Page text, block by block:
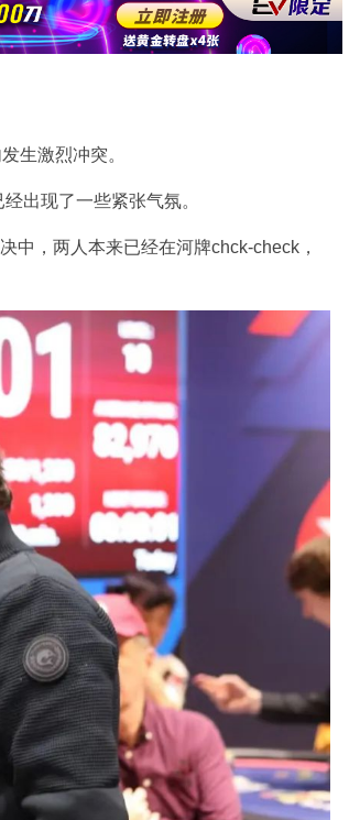
生激烈冲突。
出现了一些紧张气氛。
中，两人本来已经在河牌chck-check，